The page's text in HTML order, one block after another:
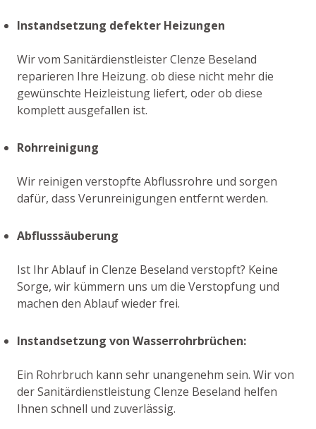
Instandsetzung defekter Heizungen
Wir vom Sanitärdienstleister Clenze Beseland
reparieren Ihre Heizung. ob diese nicht mehr die
gewünschte Heizleistung liefert, oder ob diese
komplett ausgefallen ist.
Rohrreinigung
Wir reinigen verstopfte Abflussrohre und sorgen
dafür, dass Verunreinigungen entfernt werden.
Abflusssäuberung
Ist Ihr Ablauf in Clenze Beseland verstopft? Keine
Sorge, wir kümmern uns um die Verstopfung und
machen den Ablauf wieder frei.
Instandsetzung von Wasserrohrbrüchen:
Ein Rohrbruch kann sehr unangenehm sein. Wir von
der Sanitärdienstleistung Clenze Beseland helfen
Ihnen schnell und zuverlässig.